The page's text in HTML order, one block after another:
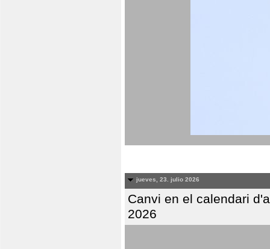
jueves, 23. julio 2026
Canvi en el calendari
2026